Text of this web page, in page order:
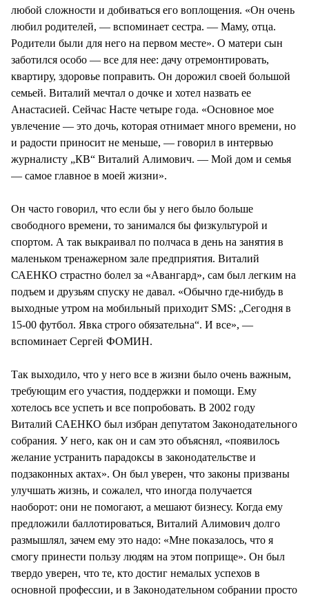
любой сложности и добиваться его воплощения. «Он очень
любил родителей, — вспоминает сестра. — Маму, отца.
Родители были для него на первом месте». О матери сын
заботился особо — все для нее: дачу отремонтировать,
квартиру, здоровье поправить. Он дорожил своей большой
семьей. Виталий мечтал о дочке и хотел назвать ее
Анастасией. Сейчас Насте четыре года. «Основное мое
увлечение — это дочь, которая отнимает много времени, но
и радости приносит не меньше, — говорил в интервью
журналисту „КВ“ Виталий Алимович. — Мой дом и семья
— самое главное в моей жизни».
Он часто говорил, что если бы у него было больше
свободного времени, то занимался бы физкультурой и
спортом. А так выкраивал по полчаса в день на занятия в
маленьком тренажерном зале предприятия. Виталий
САЕНКО страстно болел за «Авангард», сам был легким на
подъем и друзьям спуску не давал. «Обычно где-нибудь в
выходные утром на мобильный приходит SMS: „Сегодня в
15-00 футбол. Явка строго обязательна“. И все», —
вспоминает Сергей ФОМИН.
Так выходило, что у него все в жизни было очень важным,
требующим его участия, поддержки и помощи. Ему
хотелось все успеть и все попробовать. В 2002 году
Виталий САЕНКО был избран депутатом Законодательного
собрания. У него, как он и сам это объяснял, «появилось
желание устранить парадоксы в законодательстве и
подзаконных актах». Он был уверен, что законы призваны
улучшать жизнь, и сожалел, что иногда получается
наоборот: они не помогают, а мешают бизнесу. Когда ему
предложили баллотироваться, Виталий Алимович долго
размышлял, зачем ему это надо: «Мне показалось, что я
смогу принести пользу людям на этом поприще». Он был
твердо уверен, что те, кто достиг немалых успехов в
основной профессии, и в Законодательном собрании просто